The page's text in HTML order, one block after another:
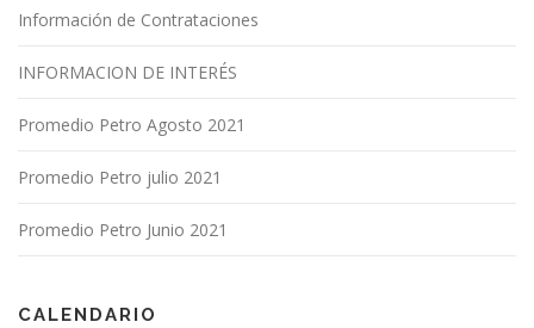
Información de Contrataciones
INFORMACION DE INTERÉS
Promedio Petro Agosto 2021
Promedio Petro julio 2021
Promedio Petro Junio 2021
CALENDARIO